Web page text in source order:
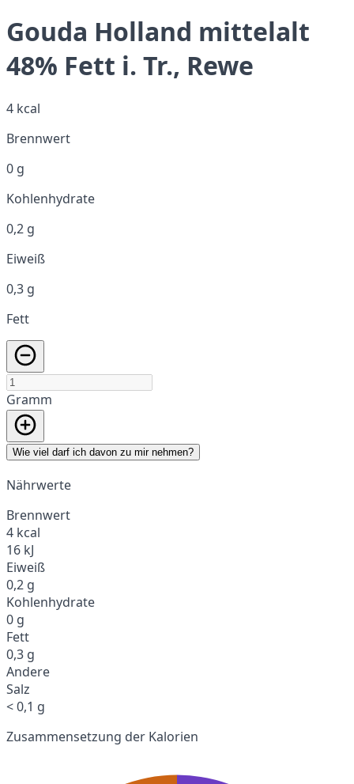
Gouda Holland mittelalt
48% Fett i. Tr., Rewe
4 kcal
Brennwert
0 g
Kohlenhydrate
0,2 g
Eiweiß
0,3 g
Fett
Gramm
Wie viel darf ich davon zu mir nehmen?
Nährwerte
Brennwert
4 kcal
16 kJ
Eiweiß
0,2 g
Kohlenhydrate
0 g
Fett
0,3 g
Andere
Salz
< 0,1 g
Zusammensetzung der Kalorien